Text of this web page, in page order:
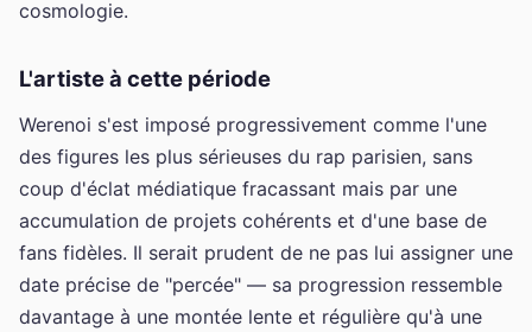
cosmologie.
L'artiste à cette période
Werenoi s'est imposé progressivement comme l'une
des figures les plus sérieuses du rap parisien, sans
coup d'éclat médiatique fracassant mais par une
accumulation de projets cohérents et d'une base de
fans fidèles. Il serait prudent de ne pas lui assigner une
date précise de "percée" — sa progression ressemble
davantage à une montée lente et régulière qu'à une